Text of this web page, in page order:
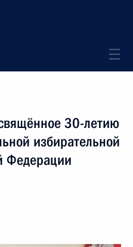
30-летию
избирательной
Федерации